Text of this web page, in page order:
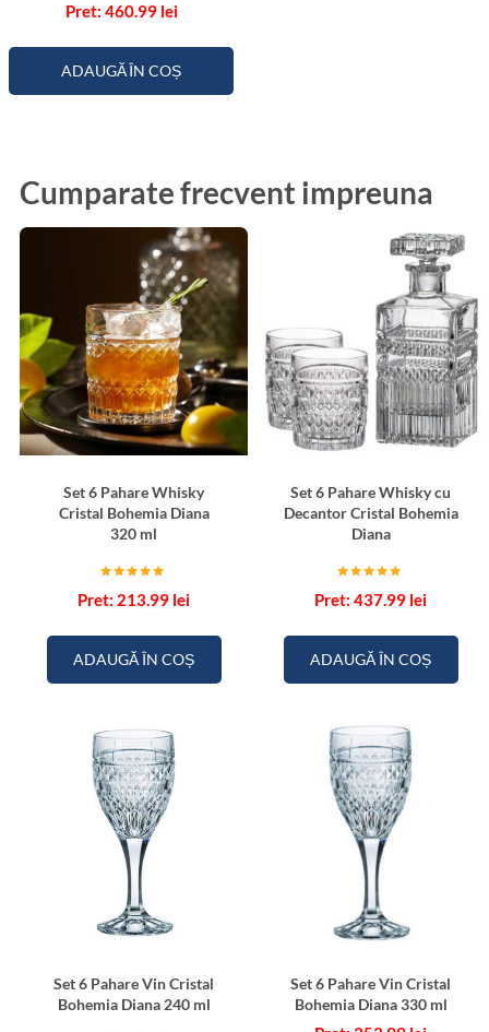
5.00
460.99 lei
ADAUGĂ ÎN COȘ
Cumparate frecvent impreuna
Set 6 Pahare Whisky
Cristal Bohemia Diana
320 ml
5.00
213.99 lei
ADAUGĂ ÎN COȘ
Set 6 Pahare Whisky cu
Decantor Cristal Bohemia
Diana
5.00
437.99 lei
ADAUGĂ ÎN COȘ
Set 6 Pahare Vin Cristal
Bohemia Diana 240 ml
Set 6 Pahare Vin Cristal
Bohemia Diana 330 ml